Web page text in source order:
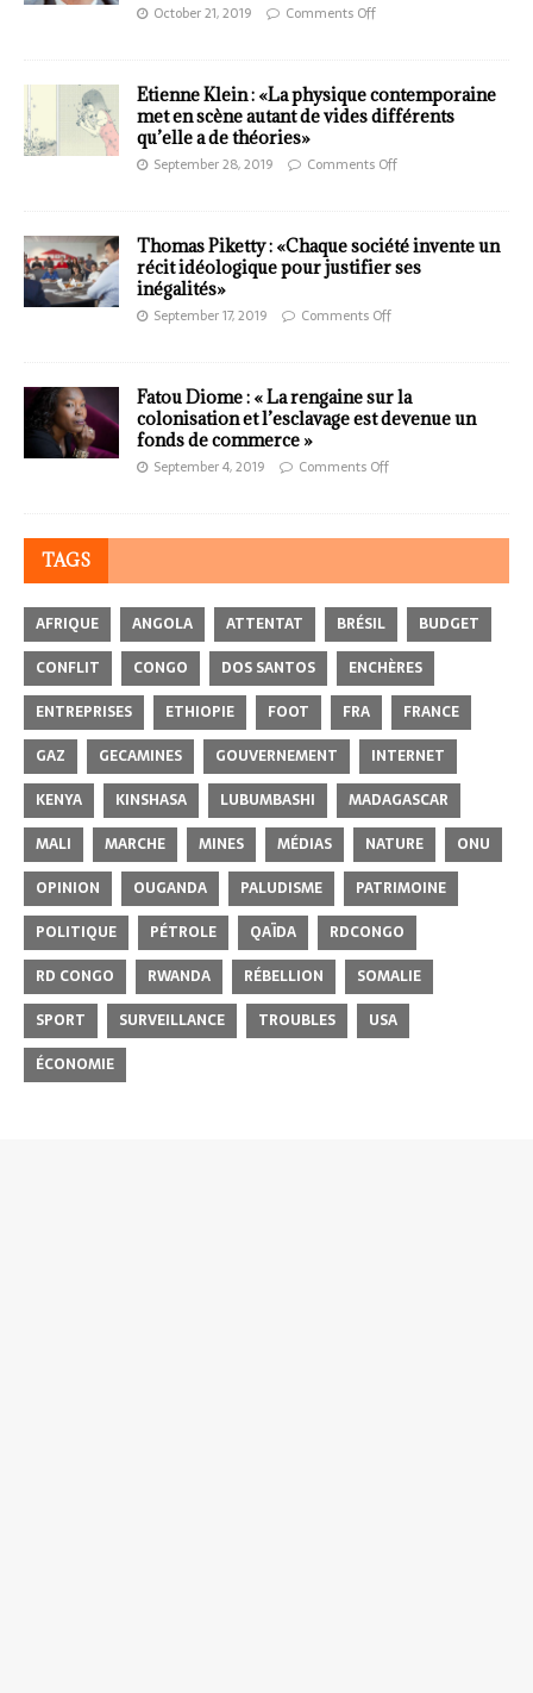
October 21, 2019 Comments Off
Etienne Klein : «La physique contemporaine
met en scène autant de vides différents
qu’elle a de théories»
September 28, 2019 Comments Off
Thomas Piketty : «Chaque société invente un
récit idéologique pour justifier ses
inégalités»
September 17, 2019 Comments Off
Fatou Diome : « La rengaine sur la
colonisation et l’esclavage est devenue un
fonds de commerce »
September 4, 2019 Comments Off
TAGS
AFRIQUE ANGOLA ATTENTAT BRÉSIL
BUDGET
CONFLIT
CONGO DOS SANTOS
ENCHÈRES
ENTREPRISES
ETHIOPIE FOOT FRA
FRANCE
GAZ
GECAMINES GOUVERNEMENT
INTERNET
KENYA
KINSHASA LUBUMBASHI
MADAGASCAR
MALI
MARCHE MINES MÉDIAS NATURE
ONU
OPINION
OUGANDA PALUDISME
PATRIMOINE
POLITIQUE
PÉTROLE QAÏDA
RDCONGO
RD CONGO
RWANDA RÉBELLION
SOMALIE
SPORT
SURVEILLANCE TROUBLES
USA
ÉCONOMIE